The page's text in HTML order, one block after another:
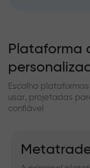
Plataforma
Escolha
usar, projetadas
confiável